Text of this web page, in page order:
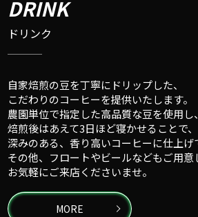
DRINK
ドリンク
自家焙煎の豆を丁寧にドリップした、
こだわりのコーヒーを提供いたします。
農園単位で指定した高品質な豆を使用し
焙煎後はあえて3日ほど寝かせることで、
深みのある、香り高いコーヒーに仕上げ
その他、フロートやビールなどもご用意
お気軽にご来店くださいませ。
MORE